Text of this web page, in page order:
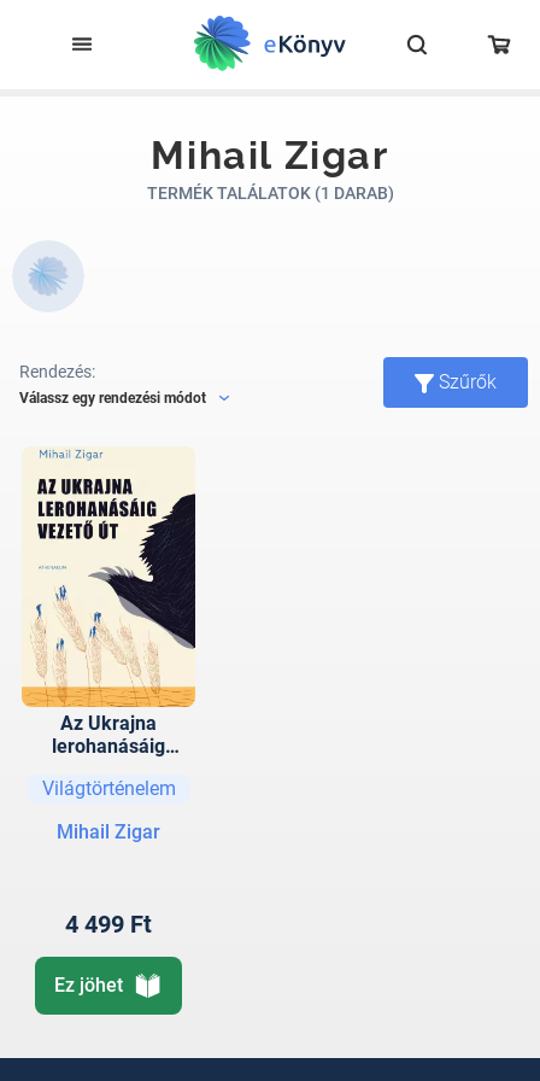
Mihail Zigar
TERMÉK TALÁLATOK (1 DARAB)
Rendezés:
Válassz egy rendezési módot
Szűrők
Az Ukrajna
lerohanásáig
Világtörténelem
Mihail Zigar
4 499 Ft
Ez jöhet